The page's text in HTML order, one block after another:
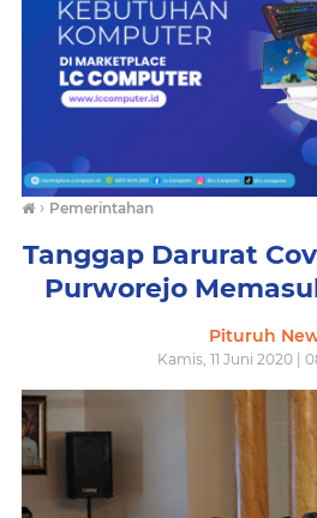
› Pemerintahan
Tanggap Darurat
Purworejo
Pituruh
Kamis, 11 Juni 2020 |